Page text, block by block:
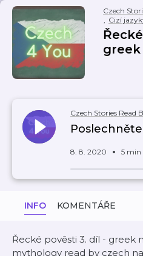
Czech
, Cizí
Czech Stories Read
8. 8. 2020 5 min
INFO KOMENTÁŘE
Řecké pověsti 3. díl - greek
mythology read by czech